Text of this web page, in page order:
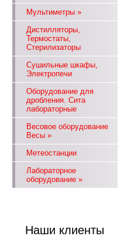
Мультиметры»
Дистилляторы,
Термостаты,
Стерилизаторы
Сушильные шкафы,
Электропечи
Оборудование для
дробления. Сита
лабораторные
Весовое оборудование
Весы»
Метеостанции
Лабораторное
оборудование»
Наши клиенты